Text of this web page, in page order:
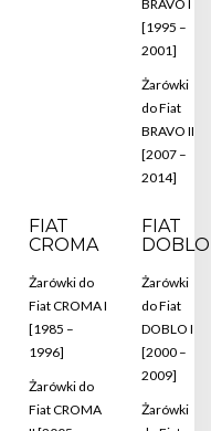
BRAVO I
[1995 –
2001]
Żarówki
do Fiat
BRAVO II
[2007 –
2014]
FIAT
CROMA
Żarówki do
Fiat CROMA I
[1985 –
1996]
Żarówki do
Fiat CROMA
FIAT
DOBLO
Żarówki
do Fiat
DOBLO I
[2000 –
2009]
Żarówki